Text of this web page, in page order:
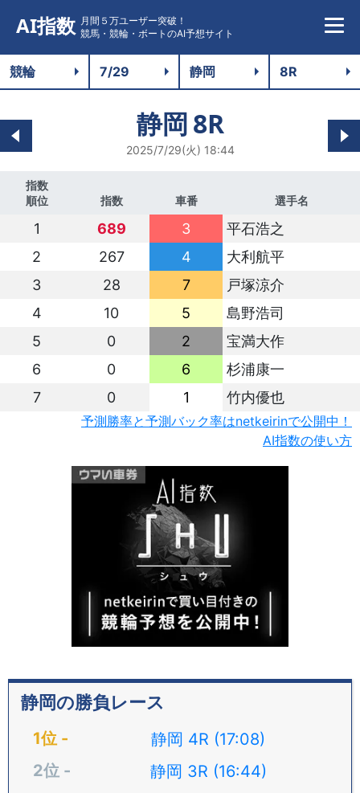
AI指数 月間５万ユーザー突破！
競馬・競輪・ボートのAI予想サイト
静岡8R
2025/7/29(火) 18:44
指数
順位
指数 車番 選手名
1 689 3
平石浩之
2
267 4
大利航平
3
28 7
戸塚涼介
4
10 5
島野浩司
5
0 2
宝満大作
6
0 6
杉浦康一
7
0 1 竹内優也
予測勝率と予測バック率はnetkeirinで公開中！
AI指数の使い方
静岡の勝負レース
静岡 4R (17:08)
静岡 3R (16:44)